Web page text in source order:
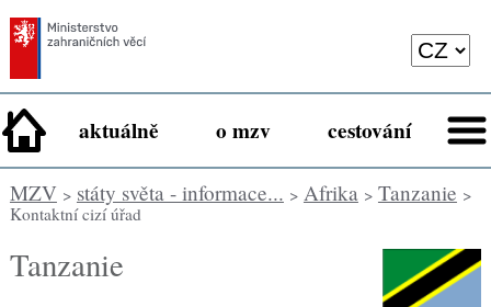
aktuálně o mzv cestování
MZV> státy světa - informace... > Afrika> Tanzanie >
Kontaktní cizí úřad
Tanzanie